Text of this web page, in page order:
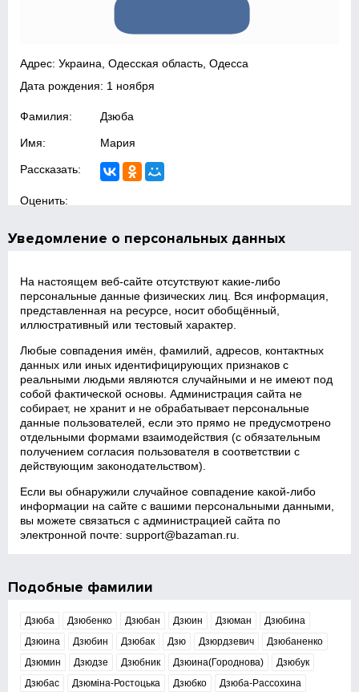
Адрес: Украина, Одесская область, Одесса
Дата рождения: 1 ноября
Фамилия: Дзюба
Имя: Мария
Рассказать:
Оценить:
Уведомление о персональных данных
На настоящем веб‑сайте отсутствуют какие‑либо
персональные данные физических лиц. Вся информация,
представленная на ресурсе, носит обобщённый,
иллюстративный или тестовый характер.
Любые совпадения имён, фамилий, адресов, контактных
данных или иных идентифицирующих признаков с
реальными людьми являются случайными и не имеют под
собой фактической основы. Администрация сайта не
собирает, не хранит и не обрабатывает персональные
данные пользователей, если это прямо не предусмотрено
отдельными формами взаимодействия (с обязательным
получением согласия пользователя в соответствии с
действующим законодательством).
Если вы обнаружили случайное совпадение какой‑либо
информации на сайте с вашими персональными данными,
вы можете связаться с администрацией сайта по
электронной почте:support@bazaman.ru
Подобные фамилии
Дзюба Дзюбенко Дзюбан Дзюин Дзюман
Дзюбина
Дзюина
Дзюбин Дзюбак Дзю Дзюрдзевич
Дзюбаненко
Дзюмин
Дзюдзе Дзюбник Дзюина(Городнова)
Дзюбук
Дзюбас
Дзюміна-Ростоцька Дзюбко Дзюба-Рассохина